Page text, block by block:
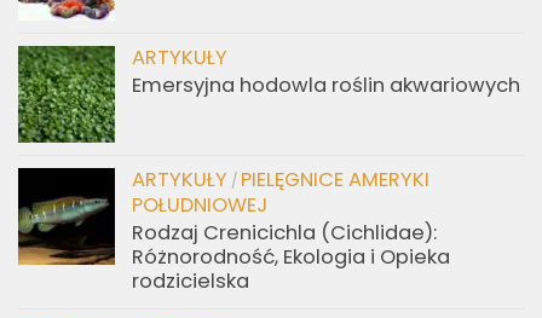
ARTYKUŁY
Emersyjna hodowla roślin akwariowych
ARTYKUŁY / PIELĘGNICE AMERYKI
POŁUDNIOWEJ
Rodzaj Crenicichla (Cichlidae):
Różnorodność, Ekologia i Opieka
rodzicielska